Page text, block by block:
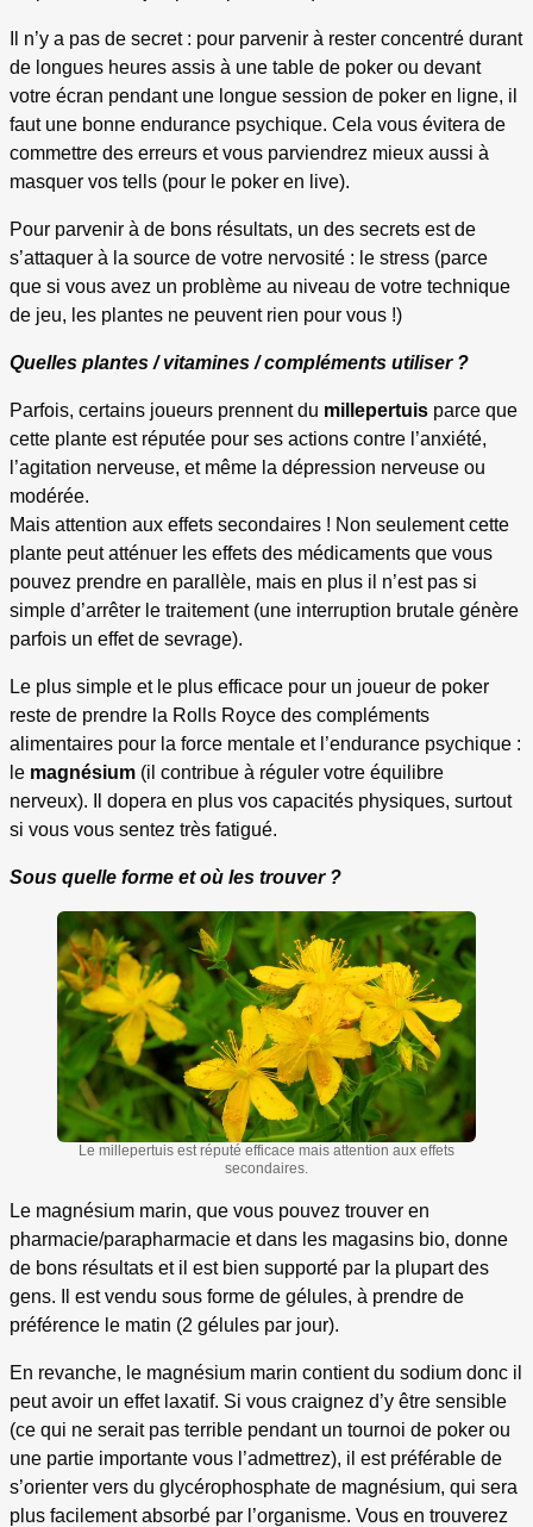
Il n’y a pas de secret : pour parvenir à rester concentré durant
de longues heures assis à une table de poker ou devant
votre écran pendant une longue session de poker en ligne, il
faut une bonne endurance psychique. Cela vous évitera de
commettre des erreurs et vous parviendrez mieux aussi à
masquer vos tells (pour le poker en live).
Pour parvenir à de bons résultats, un des secrets est de
s’attaquer à la source de votre nervosité : le stress (parce
que si vous avez un problème au niveau de votre technique
de jeu, les plantes ne peuvent rien pour vous !)
Quelles plantes / vitamines / compléments utiliser ?
Parfois, certains joueurs prennent du millepertuis parce que
cette plante est réputée pour ses actions contre l’anxiété,
l’agitation nerveuse, et même la dépression nerveuse ou
modérée.
Mais attention aux effets secondaires ! Non seulement cette
plante peut atténuer les effets des médicaments que vous
pouvez prendre en parallèle, mais en plus il n’est pas si
simple d’arrêter le traitement (une interruption brutale génère
parfois un effet de sevrage).
Le plus simple et le plus efficace pour un joueur de poker
reste de prendre la Rolls Royce des compléments
alimentaires pour la force mentale et l’endurance psychique :
le magnésium (il contribue à réguler votre équilibre
nerveux). Il dopera en plus vos capacités physiques, surtout
si vous vous sentez très fatigué.
Sous quelle forme et où les trouver ?
Le millepertuis est réputé efficace mais attention aux effets
secondaires.
Le magnésium marin, que vous pouvez trouver en
pharmacie/parapharmacie et dans les magasins bio, donne
de bons résultats et il est bien supporté par la plupart des
gens. Il est vendu sous forme de gélules, à prendre de
préférence le matin (2 gélules par jour).
En revanche, le magnésium marin contient du sodium donc il
peut avoir un effet laxatif. Si vous craignez d’y être sensible
(ce qui ne serait pas terrible pendant un tournoi de poker ou
une partie importante vous l’admettrez), il est préférable de
s’orienter vers du glycérophosphate de magnésium, qui sera
plus facilement absorbé par l’organisme. Vous en trouverez